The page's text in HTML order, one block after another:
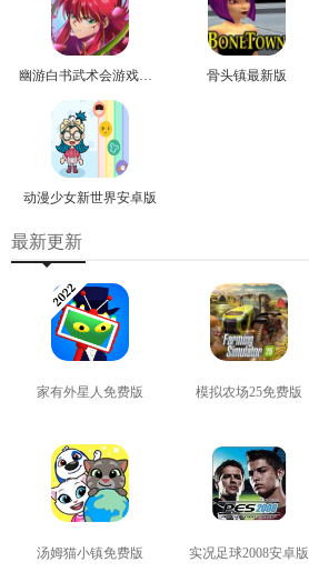
幽游白书武术会游戏正版 骨头镇最新版
动漫少女新世界安卓版
最新更新
家有外星人免费版 模拟农场25免费版
汤姆猫小镇免费版 实况足球2008安卓版